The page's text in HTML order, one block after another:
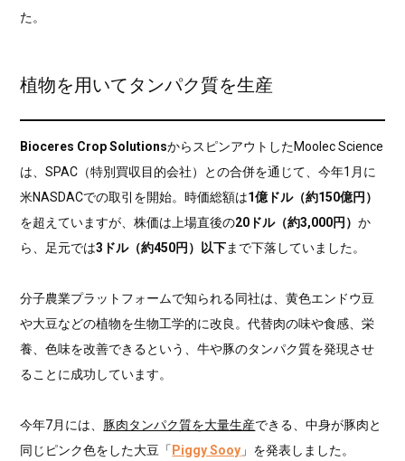
た。
植物を用いてタンパク質を生産
Bioceres Crop SolutionsからスピンアウトしたMoolec Science
は、SPAC（特別買収目的会社）との合併を通じて、今年1月に
米NASDACでの取引を開始。時価総額は1億ドル（約150億円）
を超えていますが、株価は上場直後の20ドル（約3,000円）か
ら、足元では3ドル（約450円）以下まで下落していました。
分子農業プラットフォームで知られる同社は、黄色エンドウ豆
や大豆などの植物を生物工学的に改良。代替肉の味や食感、栄
養、色味を改善できるという、牛や豚のタンパク質を発現させ
ることに成功しています。
今年7月には、 豚肉タンパク質を大量生産できる、中身が豚肉と
同じピンク色をした大豆「 Piggy Sooy 」を発表しました。